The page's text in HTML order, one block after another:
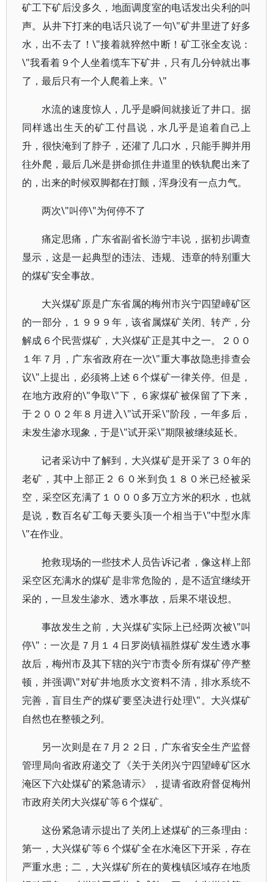
矿工下矿后没多久，地面调度室的电话发出尖利的叫
声。从井下打来的电话只说了一句\"矿井里进了好多
水，出不去了！\"接着就猝然中断！矿工张全友说：
\"我看着９个人坐着缆车下矿井，只有几分钟就出事
了，最后只有一个人爬着上来。\"
水流的速度惊人，几乎是瞬间就接近了井口。据
同样逃出生天的矿工付昌说，水几乎是追着自己上
升，很快淹到了脖子，还灌了几口水，只能手脚并用
往外爬，最后几米是拼命抓住井道里的铁轨爬出来了
的，出来的时候双脚都在打颤，浑身没有一点力气。
两次\"叫停\"为何停不了
痛定思痛，广东省副省长游宁丰说，据初步调查
显示，这是一起典型的违法、违规、违章的特别重大
的煤矿安全事故。
大兴煤矿原是广东省属的梅州市兴宁四望嶂矿区
的一部分，１９９９年，该省属煤矿关闭、转产，分
解成６个民营煤矿，大兴煤矿正是其中之一。２００
１年７月，广东省政府在一次\"重大事故隐患排查会
议\"上提出，必须将上述６个煤矿一律关停。但是，
在地方政府的\"争取\"下，６家煤矿被保留了下来，
于２００２年８月进入\"试开采\"阶段，一年多后，
未发生渗水现象，于是\"试开采\"期限被继续延长。
记者采访中了解到，大兴煤矿是开采了３０年的
老矿，其中上部正２６０米到负１８０米已经被采
空，采空区充满了１０００多万立方米的积水，也就
是说，数百名矿工每天要头顶一个相当于\"中型水库
\"在作业。
抢救现场的一些技术人员告诉记者，像这样上部
采空区充满水的煤矿是非常危险的，是不适宜继续开
采的，一旦发生渗水、透水事故，后果不堪设想。
事故发生之前，大兴煤矿实际上已经两次被\"叫
停\"：一次是７月１４日罗岗镇福胜煤矿发生透水事
故后，梅州市及其下辖的兴宁市责令所有煤矿停产整
顿，并强调\"对矿井地质水文资料不清，排水系统不
完善，盲目生产的煤矿要坚决进行处理\"。大兴煤矿
自然也在整顿之列。
另一次则是在７月２２日，广东省安全生产监督
管理局向省政府递交了《关于关闭兴宁四望嶂矿区水
淹区下六处煤矿的紧急请示》，提请省政府督促梅州
市政府关闭大兴煤矿等６个煤矿。
这份紧急请示提出了关闭上述煤矿的三条理由：
第一，大兴煤矿等６个煤矿全在水淹区下开采，存在
严重水患；二，大兴煤矿所在的黄槐镇区域存在地质